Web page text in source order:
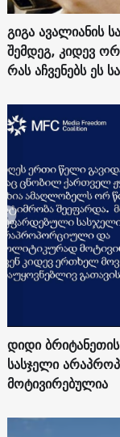
გიგა ავალიანის
შემდეგ, კიდევ
რას აჩვენებს ეს
დიდი
სასჯელი
მოტივირებულია